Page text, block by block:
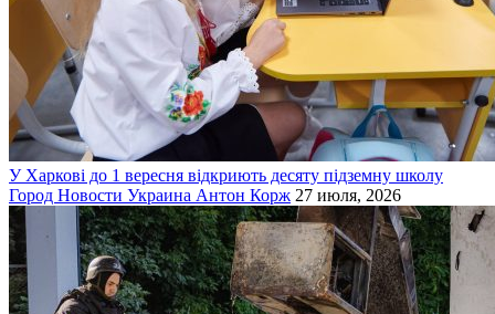
У Харкові до 1 вересня відкриють десяту підземну школу
Город Новости Украина Антон Корж 27 июля, 2026